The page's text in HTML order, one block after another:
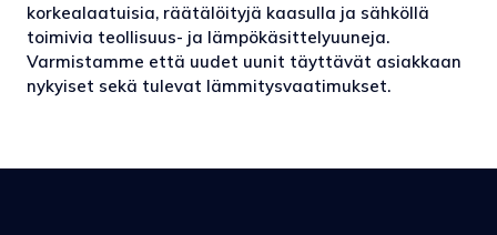
korkealaatuisia, räätälöityjä kaasulla ja sähköllä
toimivia teollisuus- ja lämpökäsittelyuuneja.
Varmistamme että uudet uunit täyttävät asiakkaan
nykyiset sekä tulevat lämmitysvaatimukset.